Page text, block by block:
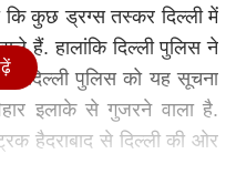
कि कुछ ड्रग्स तस्कर दिल्ली में
हैं. हालांकि दिल्ली पुलिस ने
दिल्ली पुलिस को यह सूचना
इलाके से गुजरने वाला है.
हैदराबाद से दिल्ली की ओर